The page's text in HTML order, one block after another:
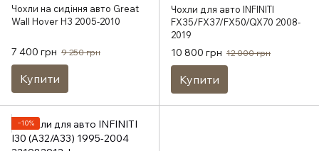
Чохли на сидіння авто Great
Wall Hover Н3 2005-2010
7 400 грн 9 250 грн
Купити
Чохли для авто INFINITI
FX35/FX37/FX50/QX70 2008-
2019
10 800 грн 12 000 грн
Купити
−10%